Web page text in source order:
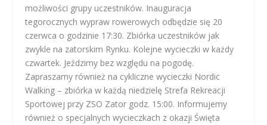
możliwości grupy uczestników. Inauguracja
tegorocznych wypraw rowerowych odbędzie się 20
czerwca o godzinie 17:30. Zbiórka uczestników jak
zwykle na zatorskim Rynku. Kolejne wycieczki w każdy
czwartek. Jeździmy bez względu na pogodę.
Zapraszamy również na cykliczne wycieczki Nordic
Walking – zbiórka w każdą niedzielę Strefa Rekreacji
Sportowej przy ZSO Zator godz. 15:00. Informujemy
również o specjalnych wycieczkach z okazji Święta